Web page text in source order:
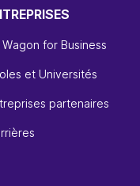
Wagon for Business
et Universités
partenaires